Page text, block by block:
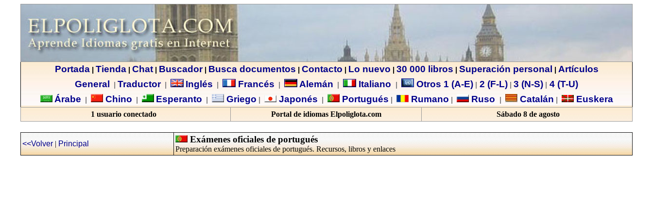
Portada| Tienda| Chat| Buscador| Busca documentos Contacto Lo nuevo 30 000 libros Superación personal
Artículos
General
Traductor| Inglés Francés Alemán Italiano Otros 1 (A-E) 2 (F-L) 3 (N-S)
4 (T-U)
Árabe
Chino Esperanto Griego Japonés Portugués Rumano Ruso Catalán Euskera
1 usuario conectado Portal de idiomas Elpoliglota.com Sábado 8 de agosto
<<Volver|Principal Exámenes oficiales de portugués
Preparación exámenes oficiales de portugués. Recursos, libros y enlaces